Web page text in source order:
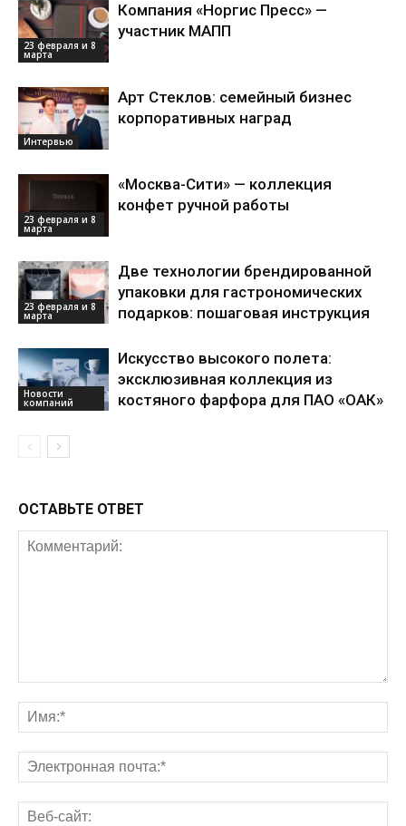
23 февраля и 8
марта
Компания «Норгис Пресс» —
участник МАПП
Интервью
Арт Стеклов: семейный бизнес
корпоративных наград
23 февраля и 8
марта
«Москва-Сити» — коллекция
конфет ручной работы
23 февраля и 8
марта
Две технологии брендированной
упаковки для гастрономических
подарков: пошаговая инструкция
Новости
компаний
Искусство высокого полета:
эксклюзивная коллекция из
костяного фарфора для ПАО «ОАК»
ОСТАВЬТЕ ОТВЕТ